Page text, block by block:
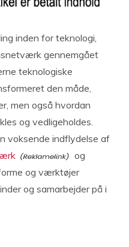
inden for teknologi,
gennemgået
teknologiske
den måde,
men også hvordan
og vedligeholdes.
voksende indflydelse af
og
og værktøjer
og samarbejder på i